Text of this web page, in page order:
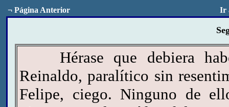
¬ Página Anterior Ir
Hérase que debiera
Reinaldo, paralítico sin
Felipe, ciego. Ninguno de